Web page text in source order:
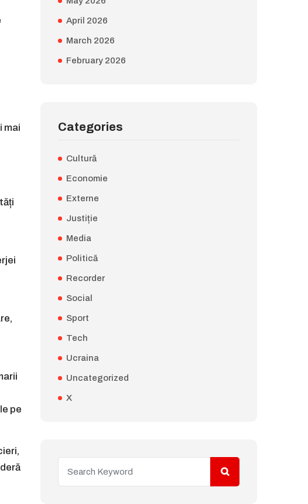
mai
pe
April 2026
March 2026
February 2026
Categories
Cultură
Economie
Externe
Justiție
Media
Politică
Recorder
Social
Sport
Tech
Ucraina
Uncategorized
X